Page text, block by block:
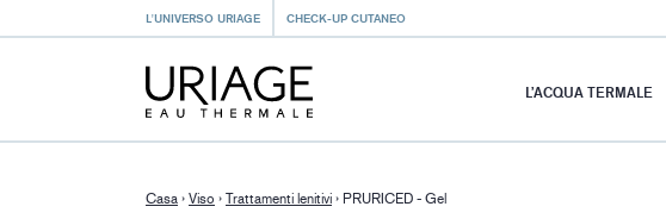
L'UNIVERSO URIAGE CHECK-UP CUTANEO
L’ACQUA TERMALE
Casa › Viso › Trattamenti lenitivi › PRURICED - Gel